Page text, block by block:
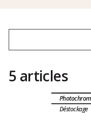
5 articles
Déstockage